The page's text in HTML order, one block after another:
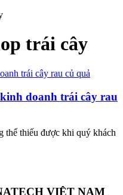
trái cây
doanh trái cây rau
thể thiếu được khi quý khách
VIỆT NAM